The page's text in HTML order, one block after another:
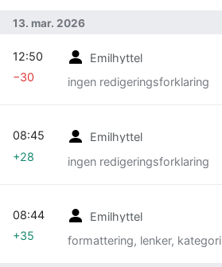
13. mar. 2026
Emilhyttel
ingen redigeringsforklaring
12:50
−30
Emilhyttel
ingen redigeringsforklaring
08:45
+28
Emilhyttel
formattering, lenker, kategori
08:44
+35